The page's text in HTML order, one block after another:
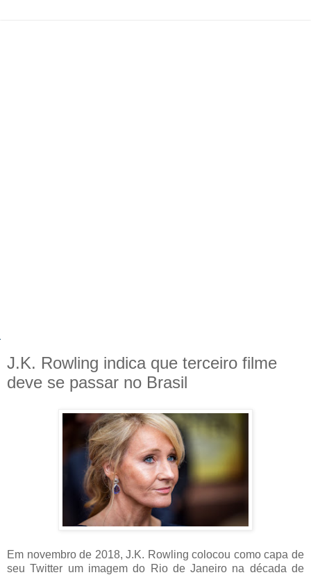
J.K. Rowling indica que terceiro filme
deve se passar no Brasil
Em novembro de 2018, J.K. Rowling colocou como capa de
seu Twitter um imagem do Rio de Janeiro na década de